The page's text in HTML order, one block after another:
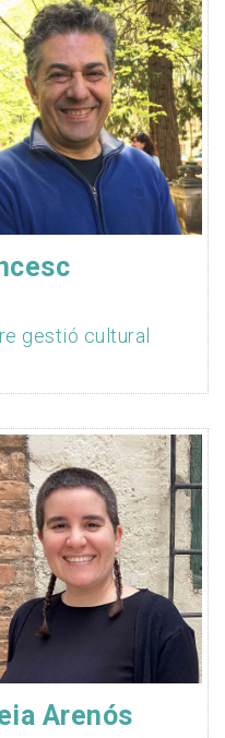
gestió cultural
Arenós